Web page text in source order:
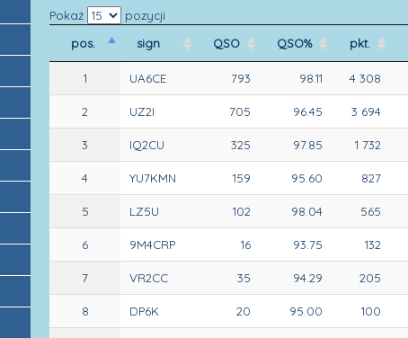
Pokaż pozycji
pos.
sign QSO QSO% pkt.
1 UA6CE 793 98.11 4 308
2 UZ2I 705 96.45 3 694
3 IQ2CU 325 97.85 1 732
4 YU7KMN 159 95.60 827
5 LZ5U 102 98.04 565
6 9M4CRP 16 93.75 132
7 VR2CC 35 94.29 205
8 DP6K 20 95.00 100